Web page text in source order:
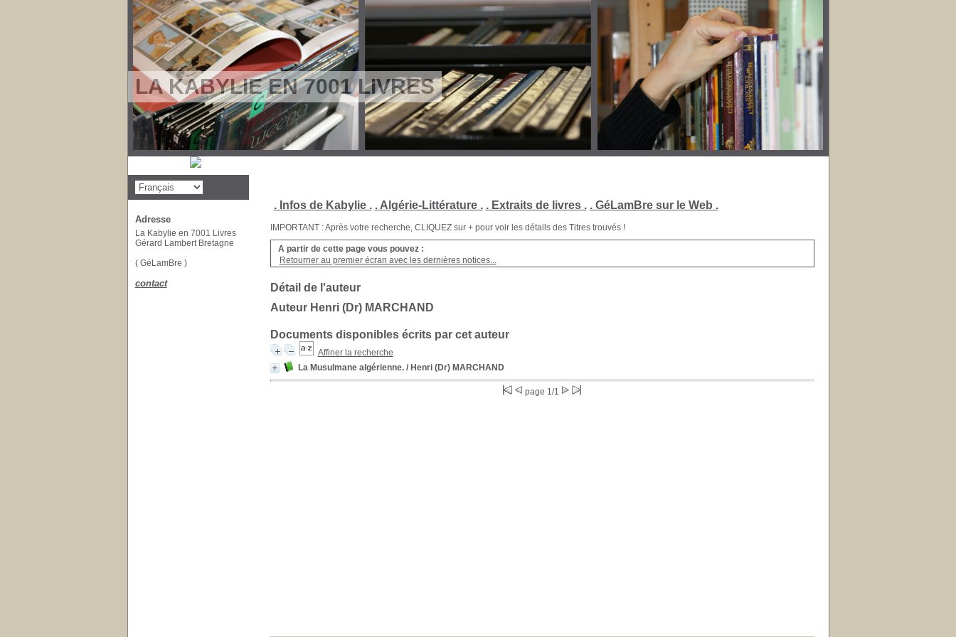
LA KABYLIE EN 7001 LIVRES
. Infos de Kabylie . . Algérie-Littérature . . Extraits de livres . . GéLamBre sur le Web .
IMPORTANT : Après votre recherche, CLIQUEZ sur + pour voir les détails des Titres trouvés !
A partir de cette page vous pouvez :
Retourner au premier écran avec les dernières notices...
Détail de l'auteur
Auteur Henri (Dr) MARCHAND
Documents disponibles écrits par cet auteur
Affiner la recherche
La Musulmane algérienne./ Henri (Dr) MARCHAND
page 1/1
Adresse
La Kabylie en 7001 Livres
Gérard Lambert Bretagne
( GéLamBre )
contact